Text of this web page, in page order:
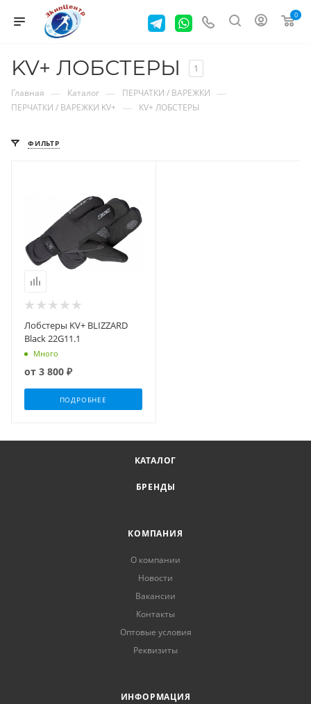
0
KV+ ЛОБСТЕРЫ 1
Главная — Каталог — ПЕРЧАТКИ / ВАРЕЖКИ —
ПЕРЧАТКИ / ВАРЕЖКИ KV+ — KV+ ЛОБСТЕРЫ
ФИЛЬТР
Лобстеры KV+ BLIZZARD
Black 22G11.1
Много
от 3 800 ₽
ПОДРОБНЕЕ
КАТАЛОГ
БРЕНДЫ
КОМПАНИЯ
О компании
Новости
Вакансии
Контакты
Оптовые условия
Реквизиты
ИНФОРМАЦИЯ